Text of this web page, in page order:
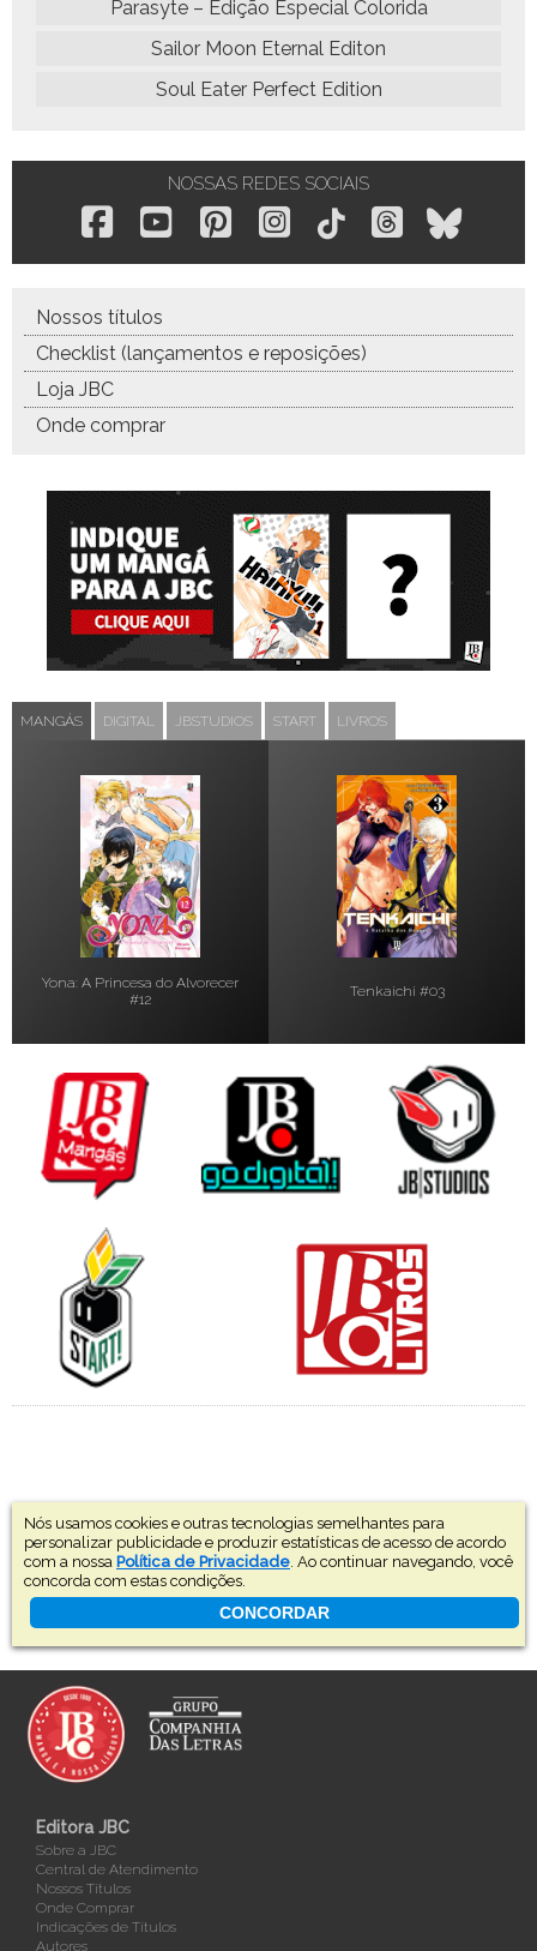
Parasyte – Edição Especial Colorida
Sailor Moon Eternal Editon
Soul Eater Perfect Edition
NOSSAS REDES SOCIAIS
Nossos títulos
Checklist (lançamentos e reposições)
Loja JBC
Onde comprar
MANGÁS DIGITAL JBSTUDIOS START LIVROS
Yona: A Princesa do Alvorecer
#12
Tenkaichi #03
Nós usamos cookies e outras tecnologias semelhantes para
personalizar publicidade e produzir estatísticas de acesso de acordo
com a nossa Política de Privacidade. Ao continuar navegando, você
concorda com estas condições.
CONCORDAR
Editora JBC
Sobre a JBC
Central de Atendimento
Nossos Títulos
Onde Comprar
Indicações de Títulos
Autores